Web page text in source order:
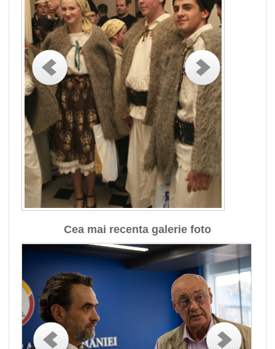
Cea mai recenta galerie foto